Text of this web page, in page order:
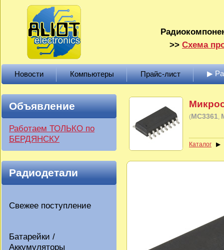
>> Схема
Новости Компьютеры Прайс-лист ▶
Объявление
Работаем ТОЛЬКО по
БЕРДЯНСКУ
Радиодетали
Свежее поступление
Батарейки /
Аккумуляторы
(MC3361
Каталог